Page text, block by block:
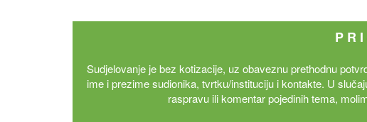
P R
Sudjelovanje je bez kotizacije, uz obaveznu prethodnu
ime i prezime sudionika, tvrtku/instituciju i kontakte. U
raspravu ili komentar pojedinih tema,